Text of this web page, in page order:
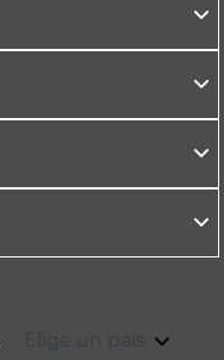
Elige un país